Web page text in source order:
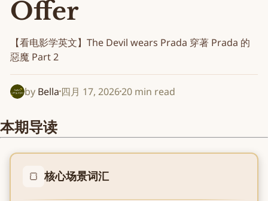
Offer
【看电影学英文】The Devil wears Prada 穿著 Prada 的
惡魔 Part 2
by Bella 四月 17, 202620 min read
本期导读
🍞 核心场景词汇